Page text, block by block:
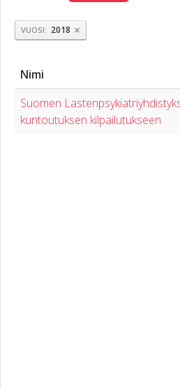
VUOSI 2018 ×
Nimi
Suomen
kuntoutuksen kilpailutukseen